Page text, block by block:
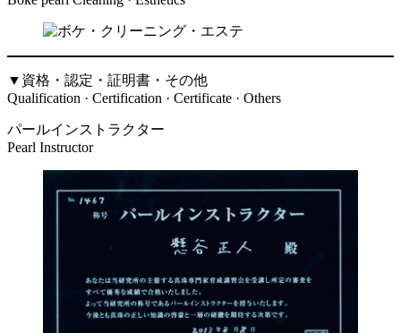
▼資格・認定・証明書・その他
Qualification · Certification · Certificate · Others
パールインストラクター
Pearl Instructor